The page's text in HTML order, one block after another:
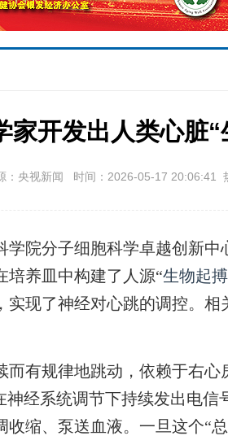
家开发出人类心脏
：央视新闻 时间：2026-05-17 20:06:41
分子细胞科学卓越创新中
培养皿中构建了人源“生物起
实现了神经对心跳的调控。
有规律地跳动，依赖于右心
神经系统调节下持续发出电
收缩、泵送血液。一旦这个“